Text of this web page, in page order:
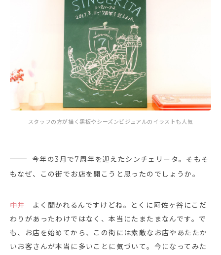
スタッフの方が描く黒板やシーズンビジュアルのイラストも人気
今年の3月で7周年を迎えたシンチェリータ。そもそ
もなぜ、この街でお店を開こうと思ったのでしょうか。
中井
よく聞かれるんですけどね。とくに阿佐ヶ谷にこだ
わりがあったわけではなく、本当にたまたまなんです。で
も、お店を始めてから、この街には素敵なお店やあたたか
いお客さんが本当に多いことに気づいて。今になってみた